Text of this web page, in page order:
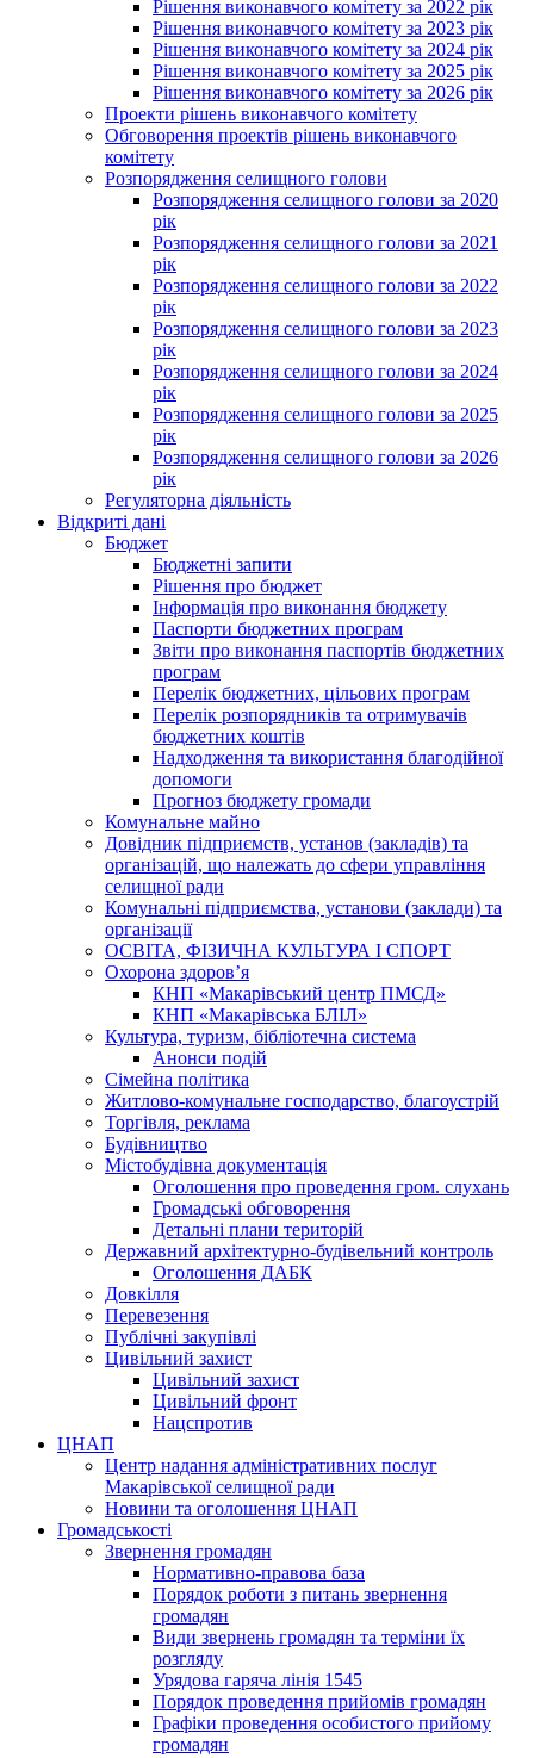
Рішення виконавчого комітету за 2022 рік
Рішення виконавчого комітету за 2023 рік
Рішення виконавчого комітету за 2024 рік
Рішення виконавчого комітету за 2025 рік
Рішення виконавчого комітету за 2026 рік
Проекти рішень виконавчого комітету
Обговорення проектів рішень виконавчого
комітету
Розпорядження селищного голови
Розпорядження селищного голови за 2020
рік
Розпорядження селищного голови за 2021
рік
Розпорядження селищного голови за 2022
рік
Розпорядження селищного голови за 2023
рік
Розпорядження селищного голови за 2024
рік
Розпорядження селищного голови за 2025
рік
Розпорядження селищного голови за 2026
рік
Регуляторна діяльність
Відкриті дані
Бюджет
Бюджетні запити
Рішення про бюджет
Інформація про виконання бюджету
Паспорти бюджетних програм
Звіти про виконання паспортів бюджетних
програм
Перелік бюджетних, цільових програм
Перелік розпорядників та отримувачів
бюджетних коштів
Надходження та використання благодійної
допомоги
Прогноз бюджету громади
Комунальне майно
Довідник підприємств, установ (закладів) та
організацій, що належать до сфери управління
селищної ради
Комунальні підприємства, установи (заклади) та
організації
ОСВІТА, ФІЗИЧНА КУЛЬТУРА І СПОРТ
Охорона здоров’я
КНП «Макарівський центр ПМСД»
КНП «Макарівська БЛІЛ»
Культура, туризм, бібліотечна система
Анонси подій
Сімейна політика
Житлово-комунальне господарство, благоустрій
Торгівля, реклама
Будівництво
Містобудівна документація
Оголошення про проведення гром. слухань
Громадські обговорення
Детальні плани територій
Державний архітектурно-будівельний контроль
Оголошення ДАБК
Довкілля
Перевезення
Публічні закупівлі
Цивільний захист
Цивільний захист
Цивільний фронт
Нацспротив
ЦНАП
Центр надання адміністративних послуг
Макарівської селищної ради
Новини та оголошення ЦНАП
Громадськості
Звернення громадян
Нормативно-правова база
Порядок роботи з питань звернення
громадян
Види звернень громадян та терміни їх
розгляду
Урядова гаряча лінія 1545
Порядок проведення прийомів громадян
Графіки проведення особистого прийому
громадян